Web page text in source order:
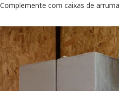
Complemente com caixas de